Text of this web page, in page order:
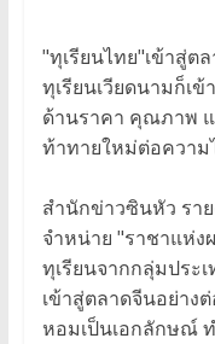
"ทุเรียนไทย"เข้าสู่ต
ทุเรียนเวียดนามก็เ
ด้านราคา คุณภาพ
ท้าทายใหม่ต่อความ
สำนักข่าวซินหัว ราย
จำหน่าย "ราชาแห่ง
ทุเรียนจากกลุ่มประ
เข้าสู่ตลาดจีนอย่าง
หอมเป็นเอกลักษณ์